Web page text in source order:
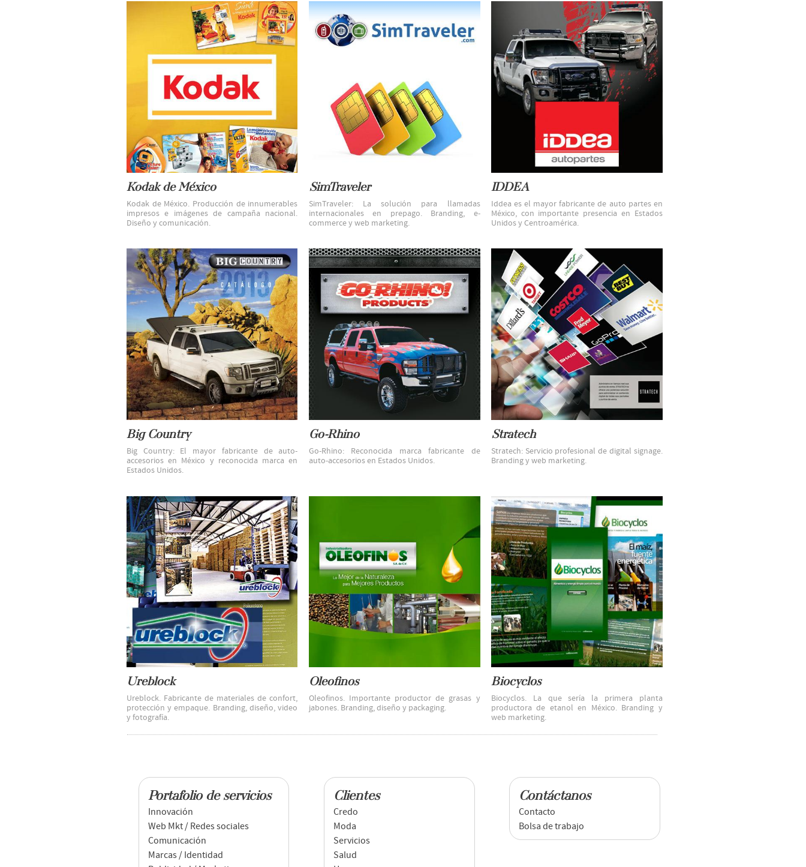
Kodak de México
Kodak de México. Producción de innumerables
impresos e imágenes de campaña nacional.
Diseño y comunicación.
SimTraveler
SimTraveler: La solución para llamadas
internacionales en prepago. Branding, e-
commerce y web marketing.
IDDEA
Iddea es el mayor fabricante de auto partes en
México, con importante presencia en Estados
Unidos y Centroamérica.
Big Country
Big Country: El mayor fabricante de auto-
accesorios en México y reconocida marca en
Estados Unidos.
Go-Rhino
Go-Rhino: Reconocida marca fabricante de
auto-accesorios en Estados Unidos.
Stratech
Stratech: Servicio profesional de digital signage.
Branding y web marketing.
Ureblock
Ureblock. Fabricante de materiales de confort,
protección y empaque. Branding, diseño, video
y fotografía.
Oleofinos
Oleofinos. Importante productor de grasas y
jabones. Branding, diseño y packaging.
Biocyclos
Biocyclos. La que sería la primera planta
productora de etanol en México. Branding y
web marketing.
Portafolio de servicios
Innovación
Web Mkt / Redes sociales
Comunicación
Marcas / Identidad
Clientes
Credo
Moda
Servicios
Salud
Contáctanos
Contacto
Bolsa de trabajo